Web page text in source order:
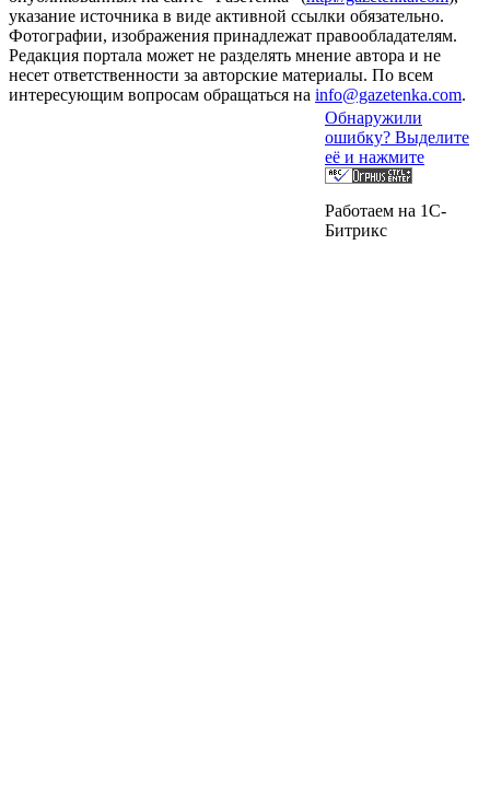
указание источника в виде активной ссылки обязательно.
Фотографии, изображения принадлежат правообладателям.
Редакция портала может не разделять мнение автора и не
несет ответственности за авторские материалы. По всем
интересующим вопросам обращаться на info@gazetenka.com.
Обнаружили
ошибку? Выделите
её и нажмите
Работаем на 1C-
Битрикс